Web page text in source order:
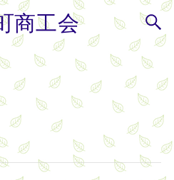
商工会